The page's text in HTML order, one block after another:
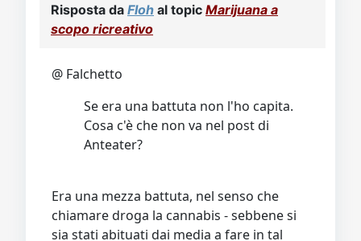
Risposta da Floh al topic Marijuana a
scopo ricreativo
@ Falchetto
Se era una battuta non l'ho capita.
Cosa c'è che non va nel post di
Anteater?
Era una mezza battuta, nel senso che
chiamare droga la cannabis - sebbene si
sia stati abituati dai media a fare in tal